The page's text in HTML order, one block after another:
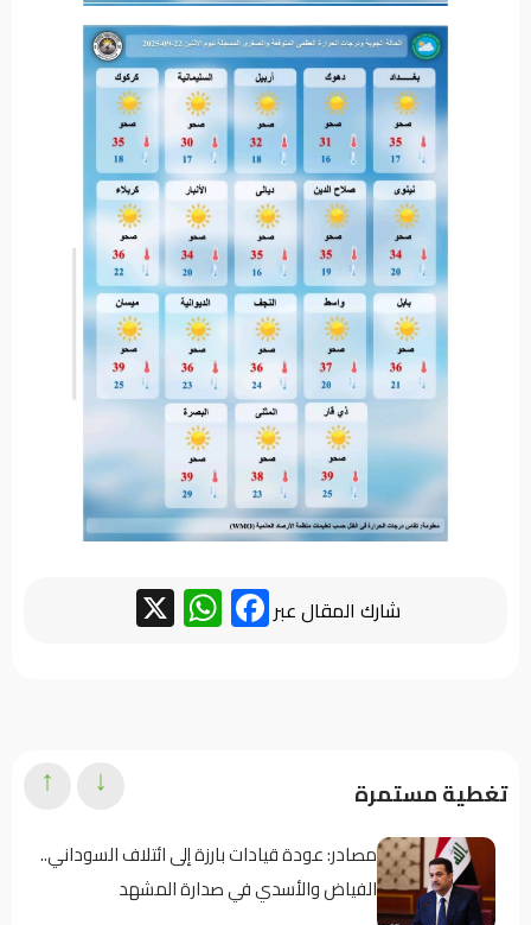
شارك المقال عبر Facebook
WhatsApp
تغطية مستمرة
مصادر: عودة قيادات بارزة إلى ائتلاف السوداني..
الفياض والأسدي في صدارة المشهد
↓
↑